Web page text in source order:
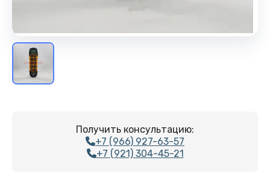
Получить консультацию:
+7 (966) 927-63-57
+7 (921) 304-45-21